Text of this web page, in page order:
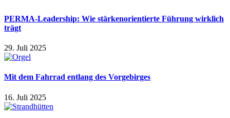
PERMA-Leadership: Wie stärkenorientierte Führung wirklich
trägt
29. Juli 2025
Mit dem Fahrrad entlang des Vorgebirges
16. Juli 2025